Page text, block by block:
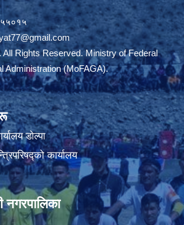
Rights Reserved. Ministry of Federal
Administration (MoFAGA).
डाेल्पा
कार्यालय
नगरपालिका